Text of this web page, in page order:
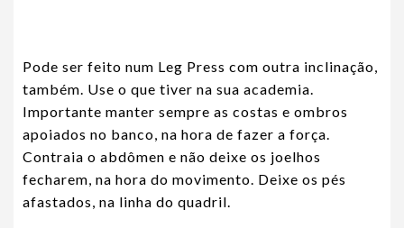
Pode ser feito num Leg Press com outra inclinação,
também. Use o que tiver na sua academia.
Importante manter sempre as costas e ombros
apoiados no banco, na hora de fazer a força.
Contraia o abdômen e não deixe os joelhos
fecharem, na hora do movimento. Deixe os pés
afastados, na linha do quadril.